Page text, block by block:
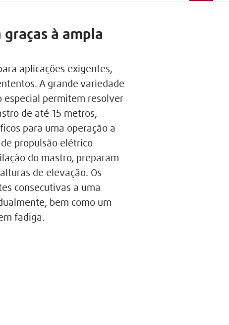
à ampla
aplicações exigentes,
A grande variedade
especial permitem resolver
de até 15 metros,
para uma operação a
propulsão elétrico
do mastro, preparam
de elevação. Os
consecutivas a uma
bem como um
fadiga.